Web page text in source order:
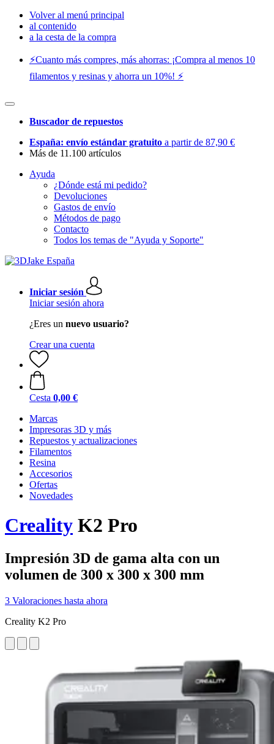
Volver al menú principal
al contenido
a la cesta de la compra
⚡️Cuanto más compres, más ahorras: ¡Compra al menos 10
filamentos y resinas y ahorra un 10%! ⚡️
Buscador de repuestos
España: envío estándar gratuito a partir de 87,90 €
Más de 11.100 artículos
Ayuda
¿Dónde está mi pedido?
Devoluciones
Gastos de envío
Métodos de pago
Contacto
Todos los temas de "Ayuda y Soporte"
Iniciar sesión
Iniciar sesión ahora
¿Eres un nuevo usuario?
Crear una cuenta
Cesta 0,00 €
Marcas
Impresoras 3D y más
Repuestos y actualizaciones
Filamentos
Resina
Accesorios
Ofertas
Novedades
Creality K2 Pro
Impresión 3D de gama alta con un
volumen de 300 x 300 x 300 mm
3 Valoraciones hasta ahora
Creality K2 Pro